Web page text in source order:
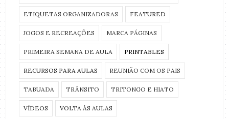
ETIQUETAS ORGANIZADORAS FEATURED
JOGOS E RECREAÇÕES MARCA PÁGINAS
PRIMEIRA SEMANA DE AULA PRINTABLES
RECURSOS PARA AULAS REUNIÃO COM OS PAIS
TABUADA TRÂNSITO TRITONGO E HIATO
VÍDEOS VOLTA ÀS AULAS